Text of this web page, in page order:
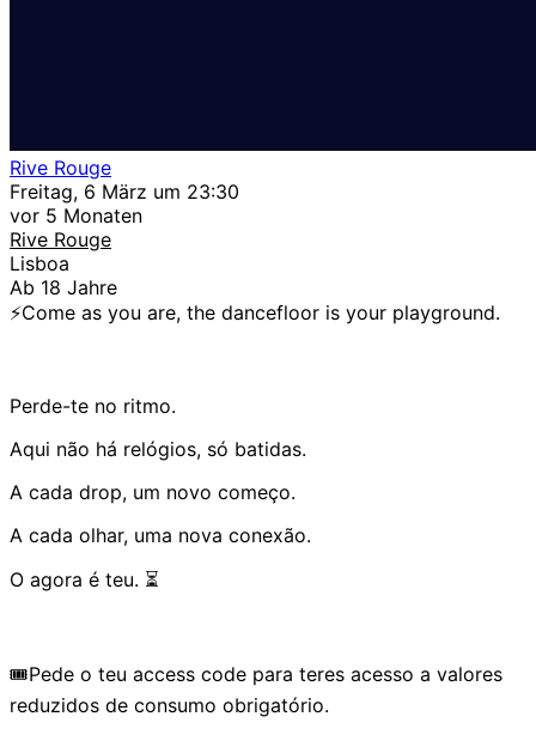
Rive Rouge
Freitag, 6 März um 23:30
vor 5 Monaten
Rive Rouge
Lisboa
Ab 18 Jahre
⚡️Come as you are, the dancefloor is your playground.
Perde-te no ritmo.
Aqui não há relógios, só batidas.
A cada drop, um novo começo.
A cada olhar, uma nova conexão.
O agora é teu. ⏳
🎟️Pede o teu access code para teres acesso a valores
reduzidos de consumo obrigatório.